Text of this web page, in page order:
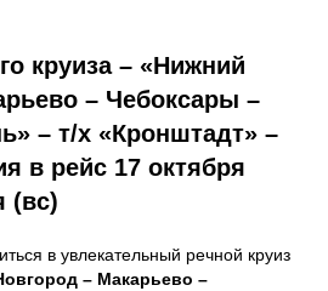
круиза – «Нижний
– Чебоксары –
– т/х «Кронштадт» –
в рейс 17 октября
(вс)
в увлекательный речной круиз
– Макарьево –